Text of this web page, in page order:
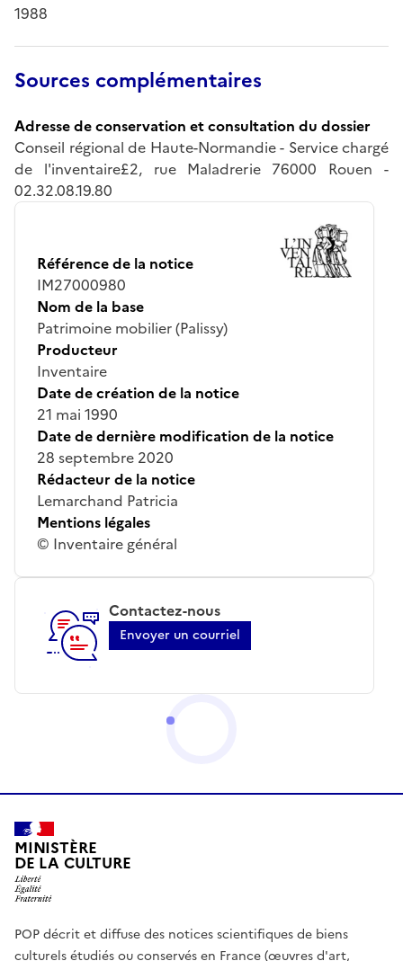
1988
Sources complémentaires
Adresse de conservation et consultation du dossier
Conseil régional de Haute-Normandie - Service chargé
de l'inventaire£2, rue Maladrerie 76000 Rouen -
02.32.08.19.80
Référence de la notice
IM27000980
Nom de la base
Patrimoine mobilier (Palissy)
Producteur
Inventaire
Date de création de la notice
21 mai 1990
Date de dernière modification de la notice
28 septembre 2020
Rédacteur de la notice
Lemarchand Patricia
Mentions légales
© Inventaire général
Contactez-nous
Envoyer un courriel
MINISTÈRE
DE LA CULTURE
POP décrit et diffuse des notices scientifiques de biens
culturels étudiés ou conservés en France (œuvres d'art,